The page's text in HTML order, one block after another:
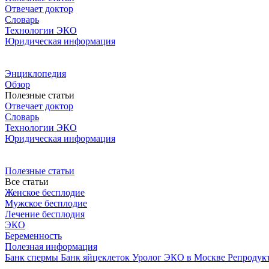
Отвечает доктор
Словарь
Технологии ЭКО
Юридическая информация
Энциклопедия
Обзор
Полезные статьи
Отвечает доктор
Словарь
Технологии ЭКО
Юридическая информация
Полезные статьи
Все статьи
Женское бесплодие
Мужское бесплодие
Лечение бесплодия
ЭКО
Беременность
Полезная информация
Банк спермы Банк яйцеклеток Уролог ЭКО в Москве